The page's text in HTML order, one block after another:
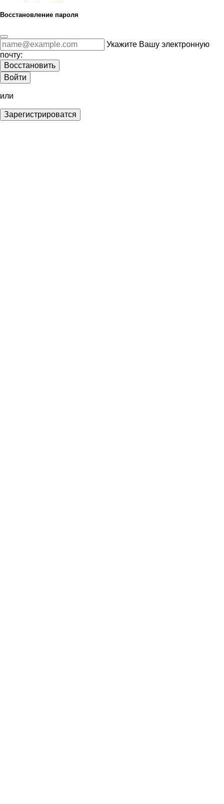
Восстановление пароля
Укажите Вашу электронную
почту:
Восстановить
Войти
или
Зарегистрироватся